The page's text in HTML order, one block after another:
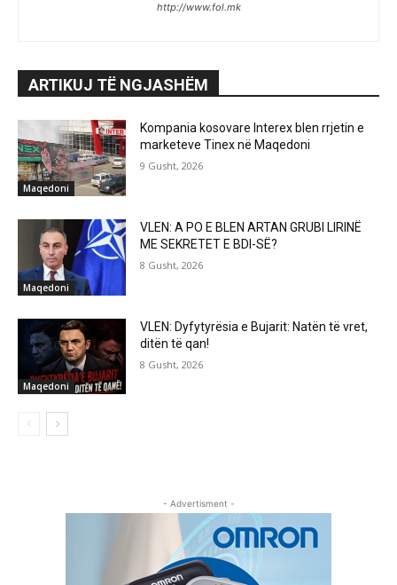
http://www.fol.mk
ARTIKUJ TË NGJASHËM
Maqedoni
Kompania kosovare Interex blen rrjetin e
marketeve Tinex në Maqedoni
9 Gusht, 2026
Maqedoni
VLEN: A PO E BLEN ARTAN GRUBI LIRINË
ME SEKRETET E BDI-SË?
8 Gusht, 2026
Maqedoni
VLEN: Dyfytyrësia e Bujarit: Natën të vret,
ditën të qan!
8 Gusht, 2026
- Advertisment -